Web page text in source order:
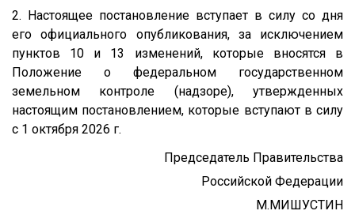
2. Настоящее постановление вступает в силу со дня
его официального опубликования, за исключением
пунктов 10 и 13 изменений, которые вносятся в
Положение о федеральном государственном
земельном контроле (надзоре), утвержденных
настоящим постановлением, которые вступают в силу
с 1 октября 2026 г.
Председатель Правительства
Российской Федерации
М.МИШУСТИН